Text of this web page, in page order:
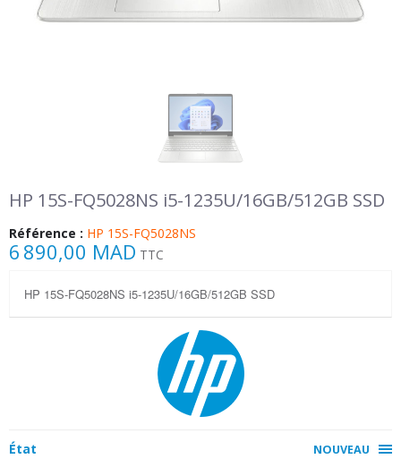
HP 15S-FQ5028NS i5-1235U/16GB/512GB SSD
Référence : HP 15S-FQ5028NS
6 890,00 MAD TTC
HP 15S-FQ5028NS i5-1235U/16GB/512GB SSD
État NOUVEAU